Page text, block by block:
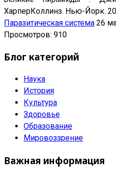
ХарперКоллинз. Нью-Йорк.
Паразитическая система 26
Просмотров: 910
Блог категорий
Наука
История
Культура
Здоровье
Образование
Мировоззрение
Важная информация